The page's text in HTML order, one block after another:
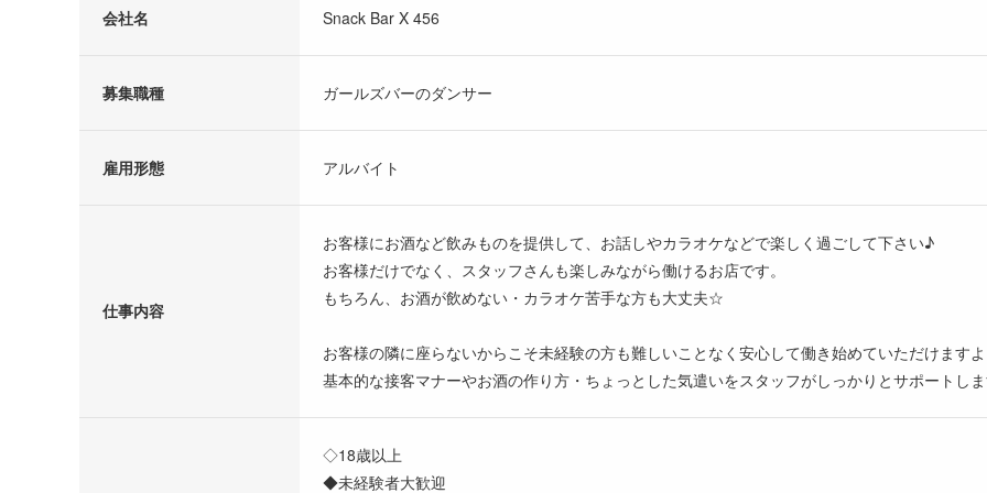
会社名 Snack Bar X 456
募集職種 ガールズバーのダンサー
雇用形態 アルバイト
仕事内容
お客様にお酒など飲みものを提供して、お話しやカラオケなどで楽しく過ごして下さい♪
お客様だけでなく、スタッフさんも楽しみながら働けるお店です。
もちろん、お酒が飲めない・カラオケ苦手な方も大丈夫☆
お客様の隣に座らないからこそ未経験の方も難しいことなく安心して働き始めていただけます
基本的な接客マナーやお酒の作り方・ちょっとした気遣いをスタッフがしっかりとサポートし
◇18歳以上
◆未経験者大歓迎